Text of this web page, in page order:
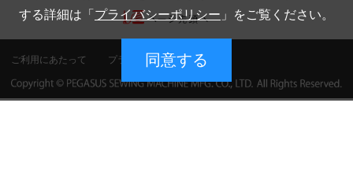
ご利用にあたって プライバシーポリシー
する詳細は「 プライバシーポリシー 」をご覧ください。
同意する